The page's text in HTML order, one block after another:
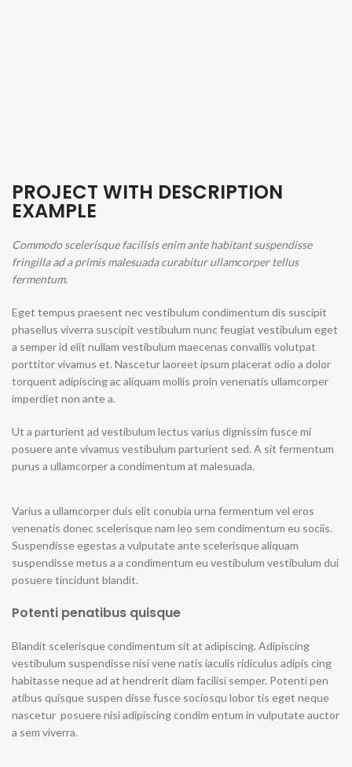
PROJECT WITH DESCRIPTION
EXAMPLE
Commodo scelerisque facilisis enim ante habitant suspendisse
fringilla ad a primis malesuada curabitur ullamcorper tellus
fermentum.
Eget tempus praesent nec vestibulum condimentum dis suscipit
phasellus viverra suscipit vestibulum nunc feugiat vestibulum eget
a semper id elit nullam vestibulum maecenas convallis volutpat
porttitor vivamus et. Nascetur laoreet ipsum placerat odio a dolor
torquent adipiscing ac aliquam mollis proin venenatis ullamcorper
imperdiet non ante a.
Ut a parturient ad vestibulum lectus varius dignissim fusce mi
posuere ante vivamus vestibulum parturient sed. A sit fermentum
purus a ullamcorper a condimentum at malesuada.
Varius a ullamcorper duis elit conubia urna fermentum vel eros
venenatis donec scelerisque nam leo sem condimentum eu sociis.
Suspendisse egestas a vulputate ante scelerisque aliquam
suspendisse metus a a condimentum eu vestibulum vestibulum dui
posuere tincidunt blandit.
Potenti penatibus quisque
Blandit scelerisque condimentum sit at adipiscing. Adipiscing
vestibulum suspendisse nisi vene natis iaculis ridiculus adipis cing
habitasse neque ad at hendrerit diam facilisi semper. Potenti pen
atibus quisque suspen disse fusce sociosqu lobor tis eget neque
nascetur posuere nisi adipiscing condim entum in vulputate auctor
a sem viverra.